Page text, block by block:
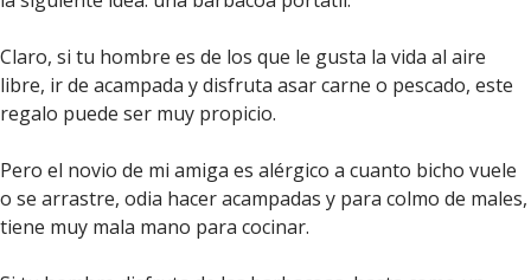
Claro, si tu hombre es de los que le gusta la vida al aire
libre, ir de acampada y disfruta asar carne o pescado, este
regalo puede ser muy propicio.
Pero el novio de mi amiga es alérgico a cuanto bicho vuele
o se arrastre, odia hacer acampadas y para colmo de males,
tiene muy mala mano para cocinar.